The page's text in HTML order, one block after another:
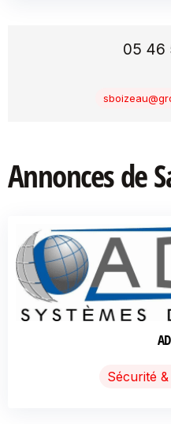
05 46
Annonces de
Sécurité